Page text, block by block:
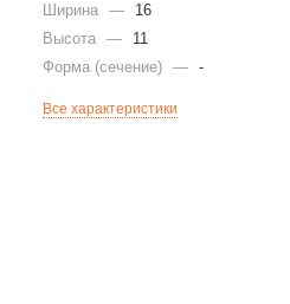
Ширина
—
16
Высота
—
11
Форма (сечение)
— -
Все характеристики